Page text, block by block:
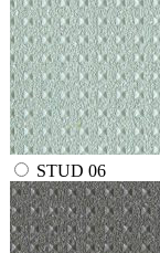
STUD 06